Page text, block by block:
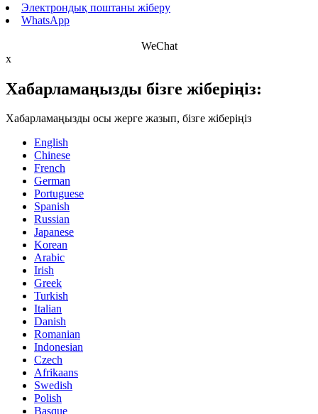
Электрондық поштаны жіберу
WhatsApp
WeChat
x
Хабарламаңызды бізге жіберіңіз:
Хабарламаңызды осы жерге жазып, бізге жіберіңіз
English
Chinese
French
German
Portuguese
Spanish
Russian
Japanese
Korean
Arabic
Irish
Greek
Turkish
Italian
Danish
Romanian
Indonesian
Czech
Afrikaans
Swedish
Polish
Basque